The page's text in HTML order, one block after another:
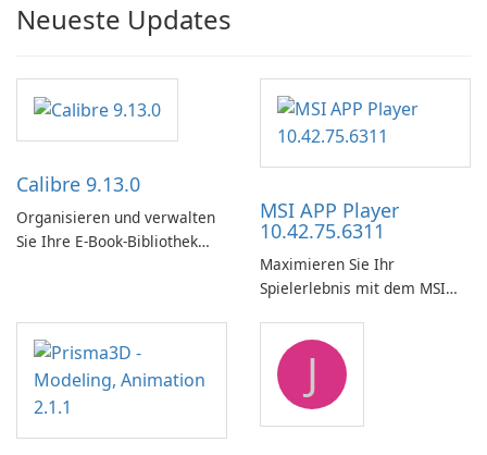
Neueste Updates
Calibre 9.13.0
Organisieren und verwalten
Sie Ihre E-Book-Bibliothek
MSI APP Player
10.42.75.6311
Maximieren Sie Ihr
Spielerlebnis mit dem MSI
J